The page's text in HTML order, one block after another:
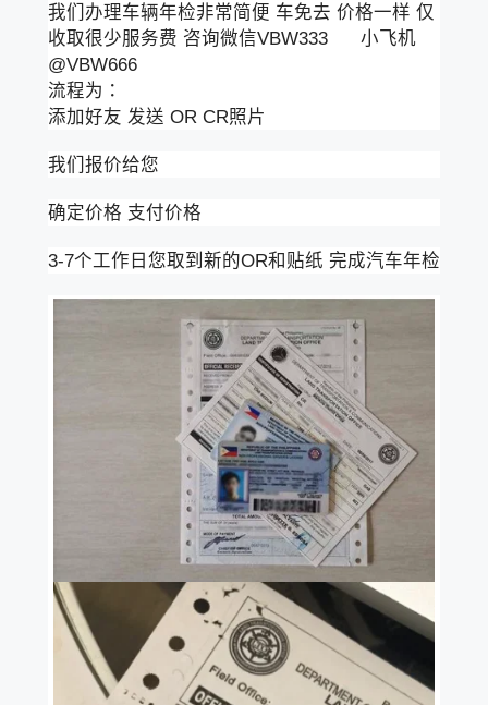
我们办理车辆年检非常简便 车免去 价格一样 仅
收取很少服务费 咨询微信VBW333 小飞机
@VBW666
流程为：
添加好友 发送 OR CR照片
我们报价给您
确定价格 支付价格
3-7个工作日您取到新的OR和贴纸 完成汽车年检